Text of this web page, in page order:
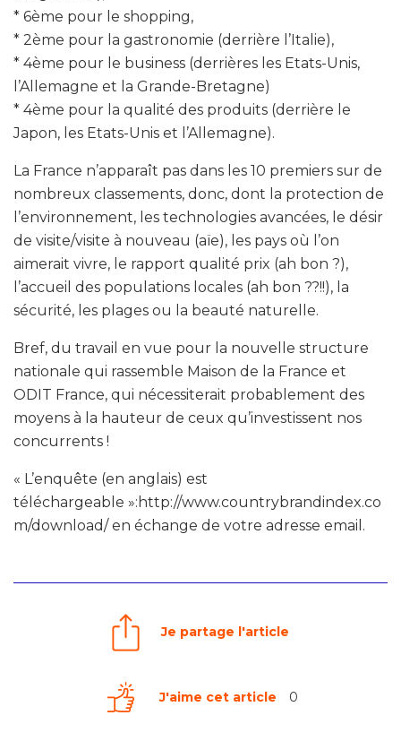
* 6ème pour le shopping,
* 2ème pour la gastronomie (derrière l’Italie),
* 4ème pour le business (derrières les Etats-Unis,
l’Allemagne et la Grande-Bretagne)
* 4ème pour la qualité des produits (derrière le
Japon, les Etats-Unis et l’Allemagne).
La France n’apparaît pas dans les 10 premiers sur de
nombreux classements, donc, dont la protection de
l’environnement, les technologies avancées, le désir
de visite/visite à nouveau (aïe), les pays où l’on
aimerait vivre, le rapport qualité prix (ah bon ?),
l’accueil des populations locales (ah bon ??!!), la
sécurité, les plages ou la beauté naturelle.
Bref, du travail en vue pour la nouvelle structure
nationale qui rassemble Maison de la France et
ODIT France, qui nécessiterait probablement des
moyens à la hauteur de ceux qu’investissent nos
concurrents !
« L’enquête (en anglais) est
téléchargeable »:http://www.countrybrandindex.co
m/download/ en échange de votre adresse email.
Je partage l'article
J'aime cet article 0